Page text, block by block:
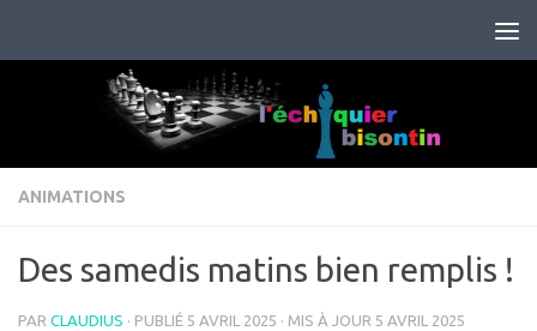
ANIMATIONS
Des samedis matins bien remplis !
PAR CLAUDIUS · PUBLIÉ 5 AVRIL 2025 · MIS À JOUR 5 AVRIL 2025